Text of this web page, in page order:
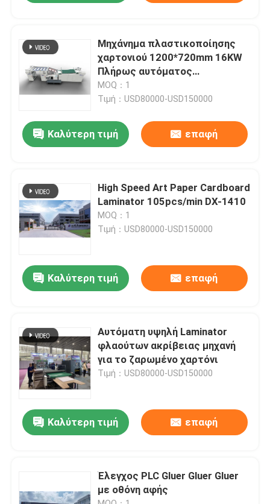
Προϊόντα
Σχετικά με εμάς
περιοδεία στο εργοστάσιο
Επικοινωνήστε μαζί μας
Ειδήσεις
Υποθέσεις
Laminator φλαούτων μηχανή
Μηχάνημα πλαστικοποίησης
χαρτονιού 1200*720mm 16KW
Πλήρως αυτόματος
πλαστικοποιητής
MOQ：1
Τιμή：USD80000-USD150000
Καλύτερη τιμή επαφή
High Speed ​​Art Paper Cardboard
Laminator 105pcs/min DX-1410
MOQ：1
Τιμή：USD80000-USD150000
Καλύτερη τιμή επαφή
Αυτόματη υψηλή Laminator
φλαούτων ακρίβειας μηχανή
για το ζαρωμένο χαρτόνι
Τιμή：USD80000-USD150000
Καλύτερη τιμή επαφή
Έλεγχος PLC Gluer Gluer Gluer
με οθόνη αφής